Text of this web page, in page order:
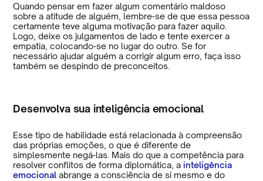
Quando pensar em fazer algum comentário maldoso
sobre a atitude de alguém, lembre-se de que essa pessoa
certamente teve alguma motivação para fazer aquilo.
Logo, deixe os julgamentos de lado e tente exercer a
empatia, colocando-se no lugar do outro. Se for
necessário ajudar alguém a corrigir algum erro, faça isso
também se despindo de preconceitos.
Desenvolva sua inteligência emocional
Esse tipo de habilidade está relacionada à compreensão
das próprias emoções, o que é diferente de
simplesmente negá-las. Mais do que a competência para
resolver conflitos de forma diplomática, a inteligência
emocional abrange a consciência de si mesmo e do